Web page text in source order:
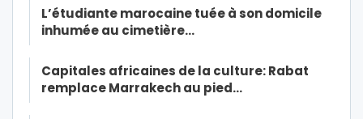
L’étudiante marocaine tuée à son domicile
inhumée au cimetière…
Capitales africaines de la culture: Rabat
remplace Marrakech au pied…